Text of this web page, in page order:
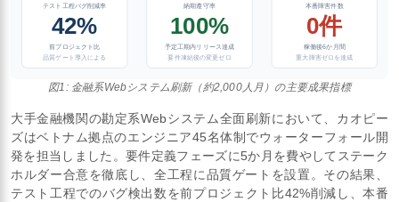
テスト工程バグ削減率
42%
前プロジェクト比
品質ゲート導入による
納期遵守率
100%
予定工期内リリース達成
要件凍結後の変更ゼロ
本番障害件数
0件
稼働後6か月間
重大障害ゼロを達成
図1: 金融系Webシステム刷新（約2,000人月）の主要成果指標
大手金融機関の勘定系Webシステム全面刷新において、カオピー
ズはベトナム拠点のエンジニア45名体制でウォーターフォール開
発を担当しました。要件定義フェーズに5か月を費やしてステーク
ホルダー合意を徹底し、全工程に品質ゲートを設置。その結果、
テスト工程でのバグ検出数を前プロジェクト比42%削減し、本番